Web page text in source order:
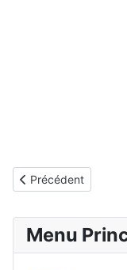
Menu
Article précédent :
Précédent